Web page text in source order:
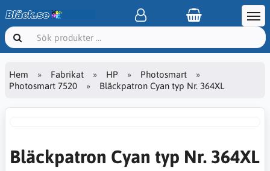
Hem Fabrikat HP
Photosmart
Photosmart 7520
Bläckpatron Cyan typ Nr. 364XL
Bläckpatron Cyan typ Nr. 364XL